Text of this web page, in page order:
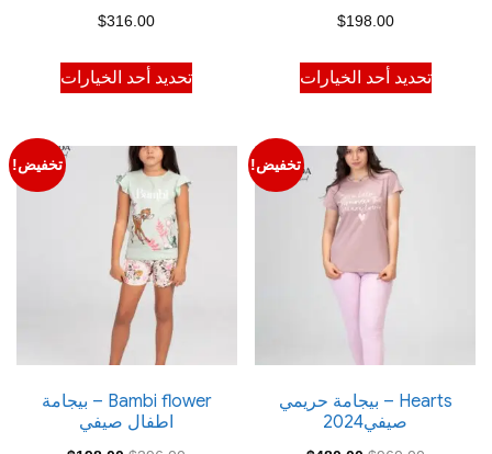
$198.00
تحديد أحد الخيارات
هناك
العديد
الأشكال
المختلفة
على
$316.00
تحديد أحد الخيارات
هناك
العديد
الأشكال
المختلفة
على
صفحة
تخفيض!
Hearts – بيجامة حريمي
صيفي2024
تخفيض!
Bambi flower – بيجامة
اطفال صيفي